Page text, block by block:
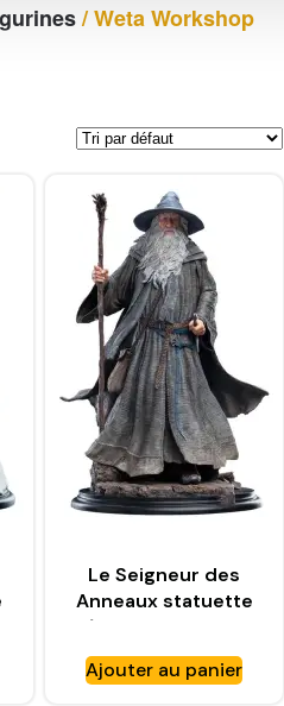
/ Weta Workshop
Le Seigneur des
Anneaux statuette
1/6 Gandalf le Gris
(Classic Series) –
WETA WORKSHOP
Ajouter au panier